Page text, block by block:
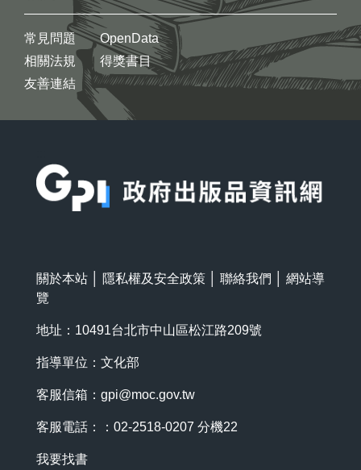
常見問題
相關法規
友善連結
OpenData
得獎書目
關於本站 隱私權及安全政策 聯絡我們
網站導
覽
地址：10491台北市中山區松江路209號
指導單位：文化部
客服信箱： gpi@moc.gov.tw
客服電話：：02-2518-0207 分機22
我要找書